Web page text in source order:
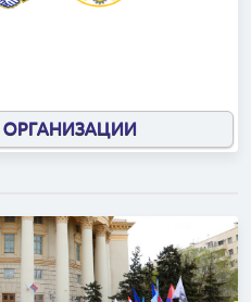
ОРГАНИЗАЦИИ